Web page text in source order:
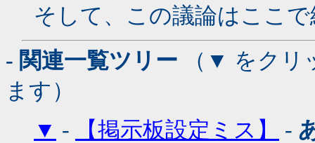
そして、この議論はここ
- 関連一覧ツリー （▼ をクリ
ます）
▼ - 【掲示板設定ミス】 -